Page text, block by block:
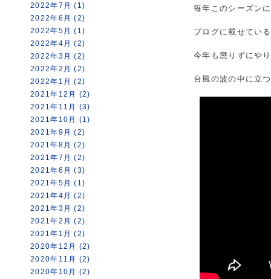
2022年7月 (1)
2022年6月 (2)
2022年5月 (1)
2022年4月 (2)
2022年3月 (2)
2022年2月 (2)
2022年1月 (2)
2021年12月 (2)
2021年11月 (3)
2021年10月 (1)
2021年9月 (2)
2021年8月 (2)
2021年7月 (2)
2021年6月 (3)
2021年5月 (1)
2021年4月 (2)
2021年3月 (2)
2021年2月 (2)
2021年1月 (2)
2020年12月 (2)
2020年11月 (2)
2020年10月 (2)
毎年このシーズン
ブログに載せてい
今年も懲りずにや
台風の波の中に立